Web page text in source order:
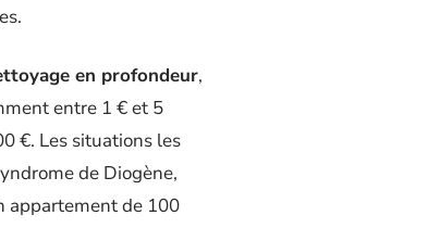
en profondeur,
entre 1 € et 5
€. Les situations les
de Diogène,
appartement de 100